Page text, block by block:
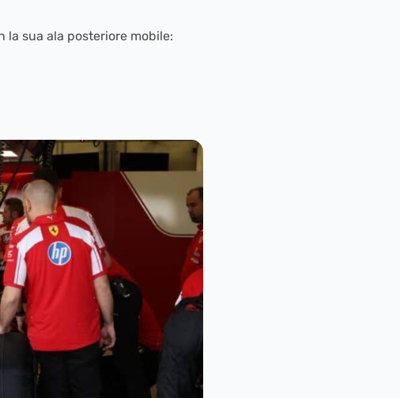
la sua ala posteriore mobile: